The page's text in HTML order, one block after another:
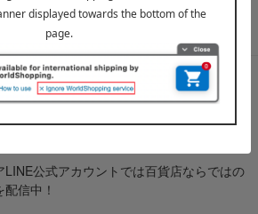
メールマガジンについて詳しく見る
公式アカウントでは百貨店ならではの
信中！